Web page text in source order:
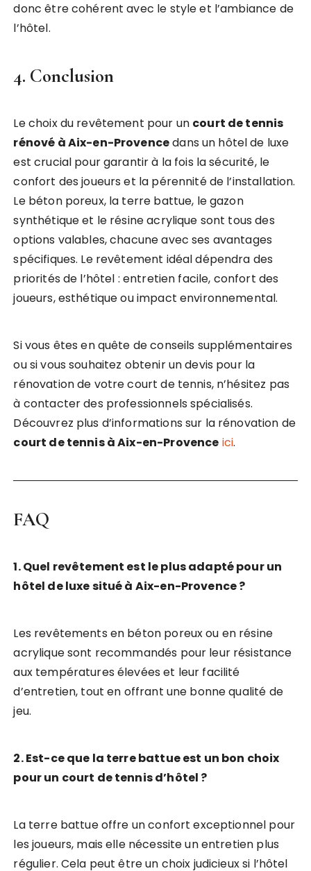
donc être cohérent avec le style et l’ambiance de
l’hôtel.
4. Conclusion
Le choix du revêtement pour un court de tennis
rénové à Aix-en-Provencedans un hôtel de luxe
est crucial pour garantir à la fois la sécurité, le
confort des joueurs et la pérennité de l’installation.
Le béton poreux, la terre battue, le gazon
synthétique et le résine acrylique sont tous des
options valables, chacune avec ses avantages
spécifiques. Le revêtement idéal dépendra des
priorités de l’hôtel : entretien facile, confort des
joueurs, esthétique ou impact environnemental.
Si vous êtes en quête de conseils supplémentaires
ou si vous souhaitez obtenir un devis pour la
rénovation de votre court de tennis, n’hésitez pas
à contacter des professionnels spécialisés.
Découvrez plus d’informations sur la rénovation de
court de tennis à Aix-en-Provence ici.
FAQ
1. Quel revêtement est le plus adapté pour un
hôtel de luxe situé à Aix-en-Provence ?
Les revêtements en béton poreux ou en résine
acrylique sont recommandés pour leur résistance
aux températures élevées et leur facilité
d’entretien, tout en offrant une bonne qualité de
jeu.
2. Est-ce que la terre battue est un bon choix
pour un court de tennis d’hôtel ?
La terre battue offre un confort exceptionnel pour
les joueurs, mais elle nécessite un entretien plus
régulier. Cela peut être un choix judicieux si l’hôtel